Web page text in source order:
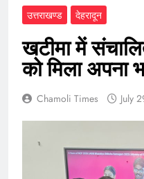
उत्तराखण्ड देहरादून
खटीमा में
को मिला अपना
Chamoli Times July